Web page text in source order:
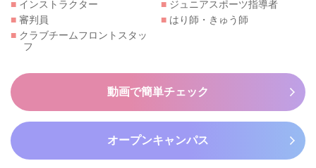
■ インストラクター
■ 審判員
■ クラブチームフロントスタッ
フ
■ ジュニアスポーツ指導者
■ はり師・きゅう師
動画で簡単チェック
オープンキャンパス